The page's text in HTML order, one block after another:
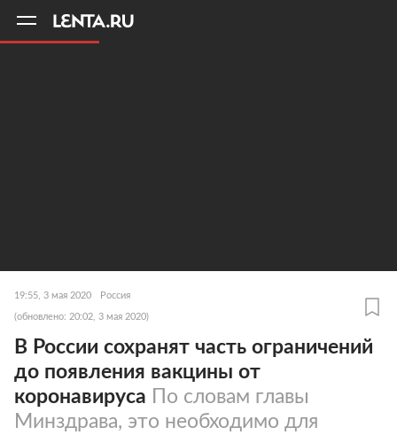
19:55, 3 мая 2020 Россия
(обновлено: 20:02, 3 мая 2020)
В России сохранят часть ограничений
до появления вакцины от
коронавируса По словам главы
Минздрава, это необходимо для